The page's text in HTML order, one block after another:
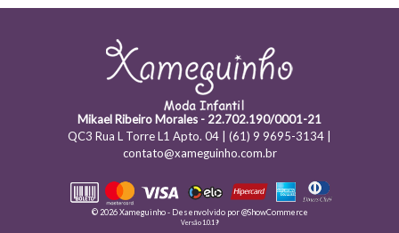
Mikael Ribeiro Morales - 22.702.190/0001-21
QC3 Rua L Torre L1 Apto. 04 | (61) 9 9695-3134 |
contato@xameguinho.com.br
© 2026 Xameguinho - Desenvolvido por@ShowCommerce
Versão 1.0.19